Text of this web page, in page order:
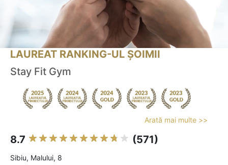
LAUREAT RANKING-UL ȘOIMII
Stay Fit Gym
Arată mai multe >>
8.7 (571)
Sibiu, Malului, 8